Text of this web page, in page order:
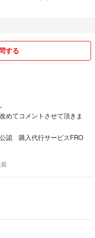
持ち良い取引ができるよ
する
めてコメントさせて頂きま
認 購入代行サービスFRO